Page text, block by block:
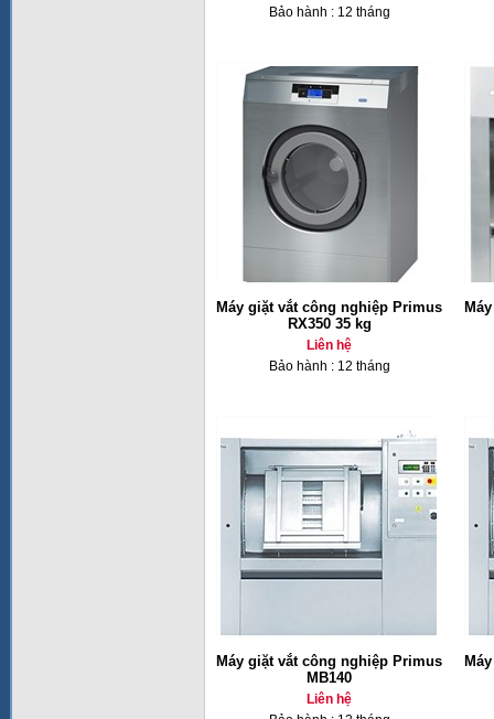
Bảo hành : 12 tháng
Máy giặt vắt công nghiệp Primus
RX350 35 kg
Liên hệ
Bảo hành : 12 tháng
Máy giặt vắt công nghiệp Primus
MB140
Liên hệ